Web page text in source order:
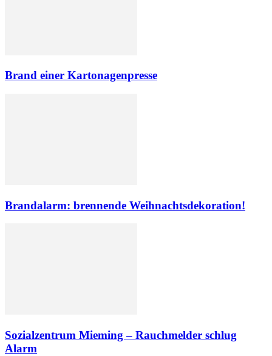
Brand einer Kartonagenpresse
Brandalarm: brennende Weihnachtsdekoration!
Sozialzentrum Mieming – Rauchmelder schlug
Alarm